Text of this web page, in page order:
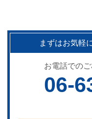
まずはお気軽
お電話での
06-